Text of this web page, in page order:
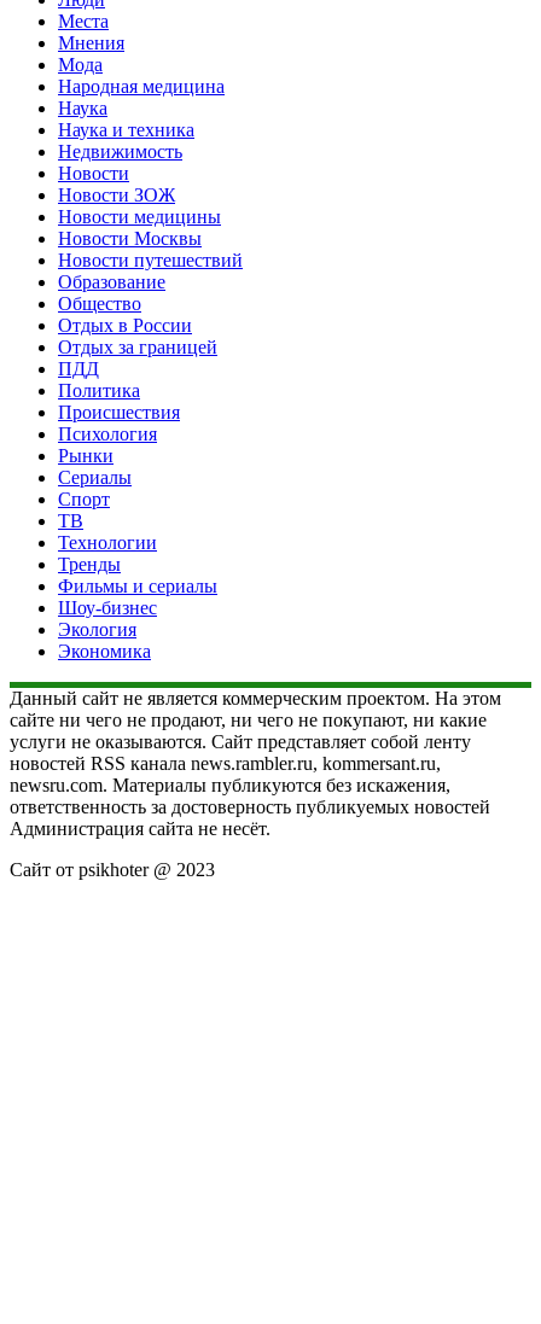
Места
Мнения
Мода
Народная медицина
Наука
Наука и техника
Недвижимость
Новости
Новости ЗОЖ
Новости медицины
Новости Москвы
Новости путешествий
Образование
Общество
Отдых в России
Отдых за границей
ПДД
Политика
Происшествия
Психология
Рынки
Сериалы
Спорт
ТВ
Технологии
Тренды
Фильмы и сериалы
Шоу-бизнес
Экология
Экономика
Данный сайт не является коммерческим проектом. На этом
сайте ни чего не продают, ни чего не покупают, ни какие
услуги не оказываются. Сайт представляет собой ленту
новостей RSS канала news.rambler.ru, kommersant.ru,
newsru.com. Материалы публикуются без искажения,
ответственность за достоверность публикуемых новостей
Администрация сайта не несёт.
Сайт от psikhoter @ 2023